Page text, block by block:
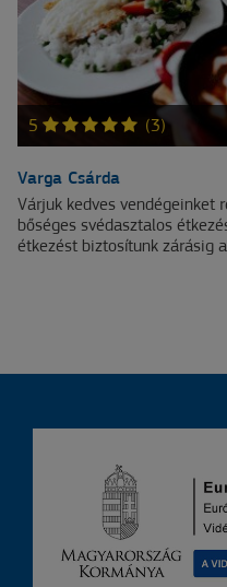
5 (3)
Varga Csárda
Várjuk kedves
bőséges svédasztalos
étkezést biztosítunk zárásig